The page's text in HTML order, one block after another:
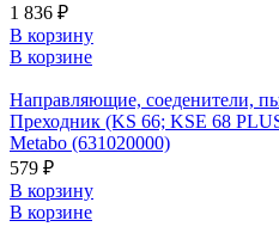
1 836 ₽
В корзину
В корзине
Направляющие, соеденители,
Преходник (KS 66; KSE 68
Metabo (631020000)
579 ₽
В корзину
В корзине